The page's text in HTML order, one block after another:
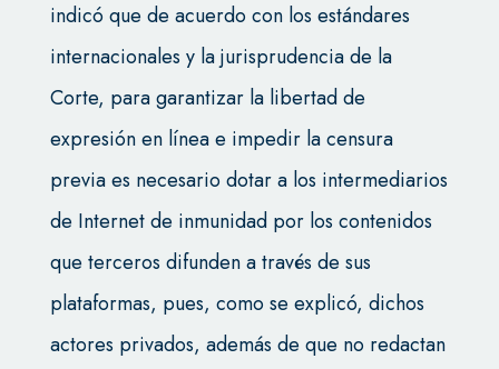
indicó que de acuerdo con los estándares
internacionales y la jurisprudencia de la
Corte, para garantizar la libertad de
expresión en línea e impedir la censura
previa es necesario dotar a los intermediarios
de Internet de inmunidad por los contenidos
que terceros difunden a través de sus
plataformas, pues, como se explicó, dichos
actores privados, además de que no redactan